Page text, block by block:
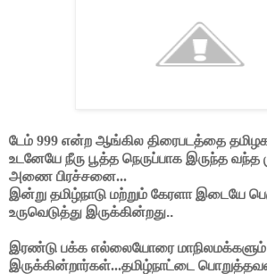
டேம் 999 என்ற ஆங்கில திரைபடத்தை
உடனேயே நீரு பூத்த நெருப்பாக இருந்த வந்த
அணை பிரச்சனை...
இன்று தமிழ்நாடு மற்றும் கேரளா இடையே
உருவெடுத்து இருக்கின்றது..
இரண்டு பக்க எல்லையோரை மாநிலமக்களும்
இருக்கின்றார்கள்...தமிழ்நாட்டை